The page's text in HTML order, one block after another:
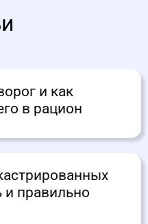
и как
в рацион
и правильно